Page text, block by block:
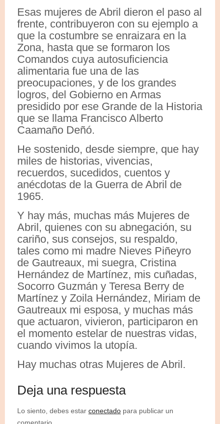
Esas mujeres de Abril dieron el paso al
frente, contribuyeron con su ejemplo a
que la costumbre se enraizara en la
Zona, hasta que se formaron los
Comandos cuya autosuficiencia
alimentaria fue una de las
preocupaciones, y de los grandes
logros, del Gobierno en Armas
presidido por ese Grande de la Historia
que se llama Francisco Alberto
Caamaño Deñó.
He sostenido, desde siempre, que hay
miles de historias, vivencias,
recuerdos, sucedidos, cuentos y
anécdotas de la Guerra de Abril de
1965.
Y hay más, muchas más Mujeres de
Abril, quienes con su abnegación, su
cariño, sus consejos, su respaldo,
tales como mi madre Nieves Piñeyro
de Gautreaux, mi suegra, Cristina
Hernández de Martínez, mis cuñadas,
Socorro Guzmán y Teresa Berry de
Martínez y Zoila Hernández, Miriam de
Gautreaux mi esposa, y muchas más
que actuaron, vivieron, participaron en
el momento estelar de nuestras vidas,
cuando vivimos la utopía.
Hay muchas otras Mujeres de Abril.
Deja una respuesta
Lo siento, debes estar conectado para publicar un